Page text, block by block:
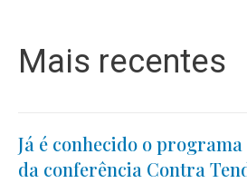
Mais recentes
Já é conhecido o
da conferência Contra